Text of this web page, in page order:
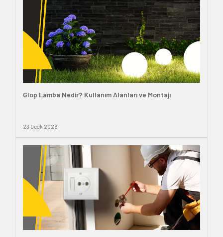
Glop Lamba Nedir? Kullanım Alanları ve Montajı
23 Ocak 2026